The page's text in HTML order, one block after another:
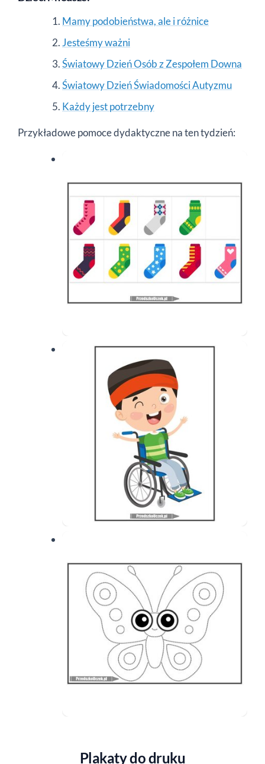
Mamy podobieństwa, ale i różnice
Jesteśmy ważni
Światowy Dzień Osób z Zespołem Downa
Światowy Dzień Świadomości Autyzmu
Każdy jest potrzebny
Przykładowe pomoce dydaktyczne na ten tydzień:
Plakaty do druku